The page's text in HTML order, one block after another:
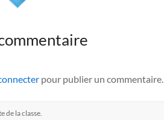
pour publier un commentaire.
de la classe.